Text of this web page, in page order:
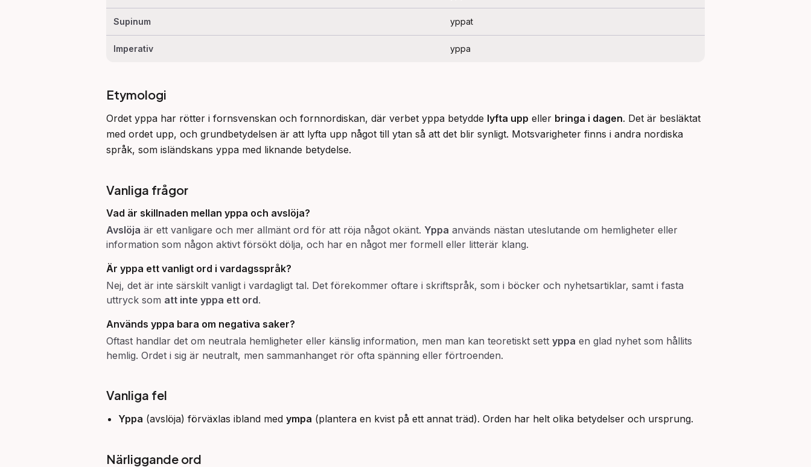
Supinum yppat
Imperativ yppa
Etymologi
Ordet yppa har rötter i fornsvenskan och fornnordiskan, där verbet yppa betydde lyfta upp eller bringa i dagen. Det är besläktat
med ordet upp, och grundbetydelsen är att lyfta upp något till ytan så att det blir synligt. Motsvarigheter finns i andra nordiska
språk, som isländskans yppa med liknande betydelse.
Vanliga frågor
Vad är skillnaden mellan yppa och avslöja?
Avslöja är ett vanligare och mer allmänt ord för att röja något okänt. Yppa används nästan uteslutande om hemligheter eller
information som någon aktivt försökt dölja, och har en något mer formell eller litterär klang.
Är yppa ett vanligt ord i vardagsspråk?
Nej, det är inte särskilt vanligt i vardagligt tal. Det förekommer oftare i skriftspråk, som i böcker och nyhetsartiklar, samt i fasta
uttryck som att inte yppa ett ord.
Används yppa bara om negativa saker?
Oftast handlar det om neutrala hemligheter eller känslig information, men man kan teoretiskt sett yppa en glad nyhet som hållits
hemlig. Ordet i sig är neutralt, men sammanhanget rör ofta spänning eller förtroenden.
Vanliga fel
Yppa (avslöja) förväxlas ibland med ympa (plantera en kvist på ett annat träd). Orden har helt olika betydelser och ursprung.
Närliggande ord